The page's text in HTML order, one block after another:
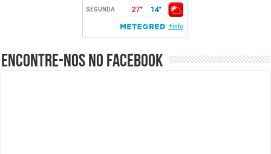
Encontre-nos no Facebook